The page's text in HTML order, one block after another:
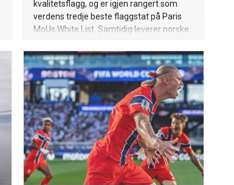
kvalitetsflagg, og er igjen rangert som
verdens tredje beste flaggstat på Paris
MoUs White List. Samtidig leverer norske
og US Coast Guards Qualship 21-program
- internasjonale
havnestatskontrollsystem.